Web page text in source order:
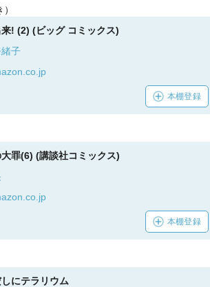
! (2) (ビッグ コミックス)
子
本棚登録
罪(6) (講談社コミックス)
本棚登録
にテラリウム